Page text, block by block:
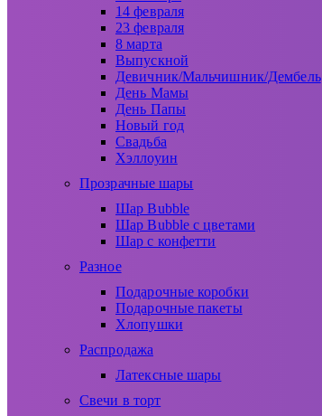
14 февраля
23 февраля
8 марта
Выпускной
Девичник/Мальчишник/Дембель
День Мамы
День Папы
Новый год
Свадьба
Хэллоуин
Прозрачные шары
Шар Bubble
Шар Bubble с цветами
Шар с конфетти
Разное
Подарочные коробки
Подарочные пакеты
Хлопушки
Распродажа
Латексные шары
Свечи в торт